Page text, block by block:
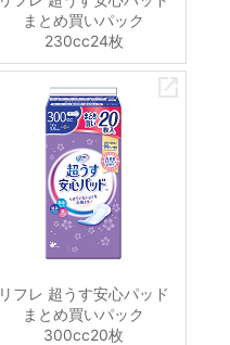
まとめ買いパック
230cc24枚
リフレ 超うす安心パッド
まとめ買いパック
300cc20枚